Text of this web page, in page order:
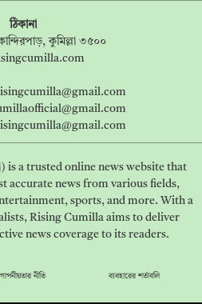
ঠিকানা
কুমিল্লা ৩৫০০
is a trusted online news website that
accurate news from various fields,
sports, and more. With a
Rising Cumilla aims to deliver
news coverage to its readers.
নীতি ব্যবহারের শর্তাবলি